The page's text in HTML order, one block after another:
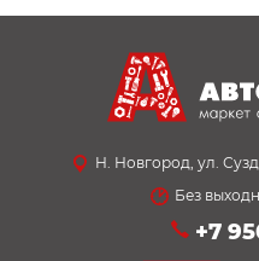
Н. Новгород, ул.
Без
+7